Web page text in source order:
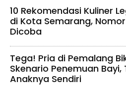
10 Rekomendasi Kuliner
di Kota Semarang,
Dicoba
Tega! Pria di Pemalang
Skenario Penemuan
Anaknya Sendiri